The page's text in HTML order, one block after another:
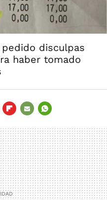
disculpas
haber tomado
MAIL